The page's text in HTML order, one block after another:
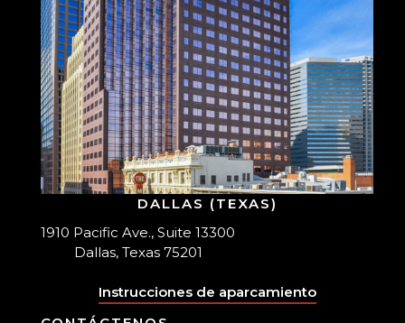
DALLAS (TEXAS)
1910 Pacific Ave., Suite 13300
Dallas, Texas 75201
Instrucciones de aparcamiento